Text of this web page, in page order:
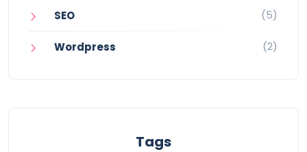
SEO (5)
Wordpress (2)
Tags